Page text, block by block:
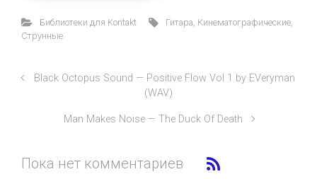
Библиотеки для Kontakt Гитара Кинематографические
Струнные
Black Octopus Sound — Positive Flow Vol 1 by EVeryman
(WAV)
Man Makes Noise — The Duck Of Death
Пока нет комментариев